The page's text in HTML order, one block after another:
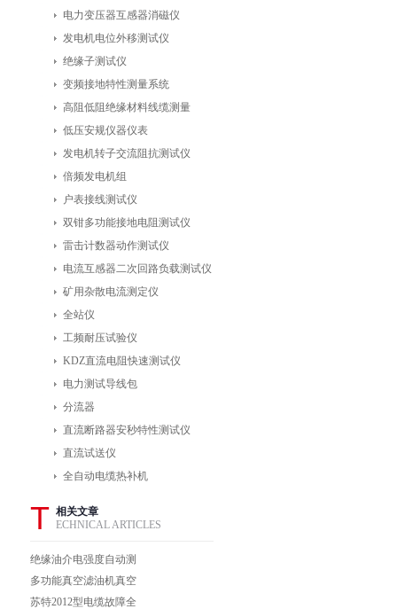
电力变压器互感器消磁仪
发电机电位外移测试仪
绝缘子测试仪
变频接地特性测量系统
高阻低阻绝缘材料线缆测量
低压安规仪器仪表
发电机转子交流阻抗测试仪
倍频发电机组
户表接线测试仪
双钳多功能接地电阻测试仪
雷击计数器动作测试仪
电流互感器二次回路负载测试仪
矿用杂散电流测定仪
全站仪
工频耐压试验仪
KDZ直流电阻快速测试仪
电力测试导线包
分流器
直流断路器安秒特性测试仪
直流试送仪
全自动电缆热补机
T 相关文章
ECHNICAL ARTICLES
绝缘油介电强度自动测
试仪价格用途与特点
多功能真空滤油机真空
净油机真空滤油机
苏特2012型电缆故障全